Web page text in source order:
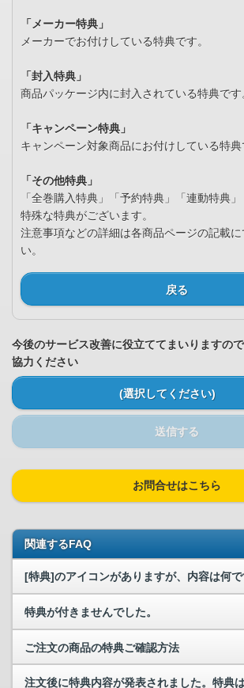
「メーカー特典」
メーカーでお付けしている特典です。
「封入特典」
商品パッケージ内に封入されている特典です
「キャンペーン特典」
キャンペーン対象商品にお付けしている特典
「その他特典」
「全巻購入特典」「予約特典」「連動特典
特殊な特典がございます。
注意事項などの詳細は各商品ページの記載に
い。
戻る
今後のサービス改善に役立ててまいりますの
協力ください
(選択してください)
送信する
お問合せはこちら
関連するFAQ
[特典]のアイコンがありますが、内容は何で
特典が付きませんでした。
ご注文の商品の特典ご確認方法